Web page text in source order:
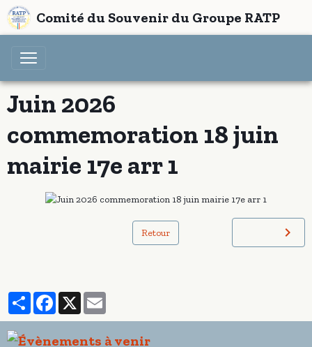
Comité du Souvenir du Groupe RATP
Juin 2026
commemoration 18 juin
mairie 17e arr 1
Retour
PartagerFacebook
X